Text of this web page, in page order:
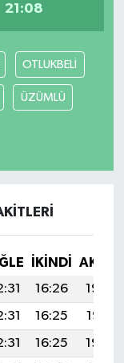
21:08
OTLUKBELİ
ÜZÜMLÜ
İKINDI
16:26
19:48
16:25
19:47
16:25
19:46